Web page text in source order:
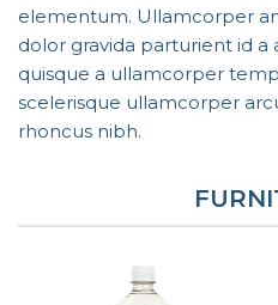
elementum. Ullamcorper
dolor gravida parturient id
quisque a ullamcorper
scelerisque ullamcorper
rhoncus nibh.